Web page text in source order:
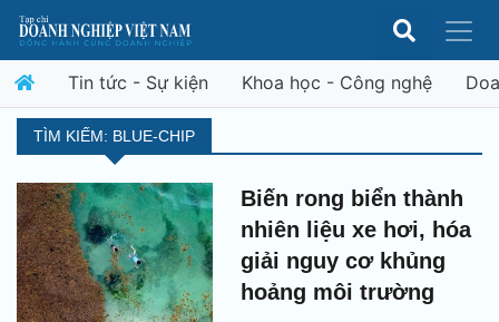
Tin tức - Sự kiện Khoa học - Công nghệ
TÌM KIẾM: BLUE-CHIP
Biến rong biển thành
nhiên liệu xe hơi, hóa
giải nguy cơ khủng
hoảng môi trường